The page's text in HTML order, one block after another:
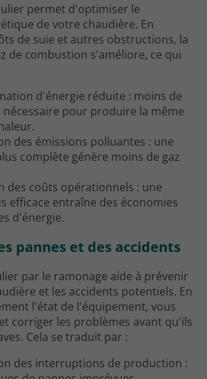
permet d'optimiser le
de votre chaudière. En
de suie et autres obstructions, la
de combustion s'améliore, ce qui
d'énergie réduite : moins de
pour produire la même
des émissions polluantes : une
complète génère moins de gaz
des coûts opérationnels : une
efficace entraîne des économies
d'énergie.
pannes et des accidents
par le ramonage aide à prévenir
et les accidents potentiels. En
l'état de l'équipement, vous
corriger les problèmes avant qu'ils
Cela se traduit par :
des interruptions de production :